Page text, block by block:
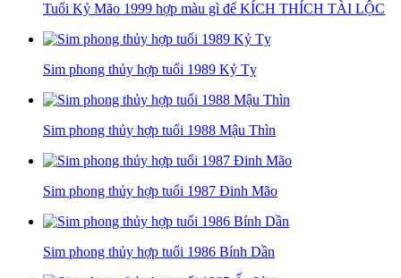
Tuổi Kỷ Mão 1999 hợp màu gì để KÍCH THÍCH TÀI LỘC
Sim phong thủy hợp tuổi 1989 Kỷ Tỵ
Sim phong thủy hợp tuổi 1988 Mậu Thìn
Sim phong thủy hợp tuổi 1987 Đinh Mão
Sim phong thủy hợp tuổi 1986 Bính Dần